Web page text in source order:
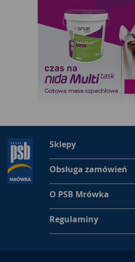
Sklepy
Obsługa zamówień
O PSB Mrówka
Regulaminy